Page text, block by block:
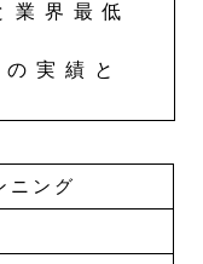
業界最低
実績と
ニング